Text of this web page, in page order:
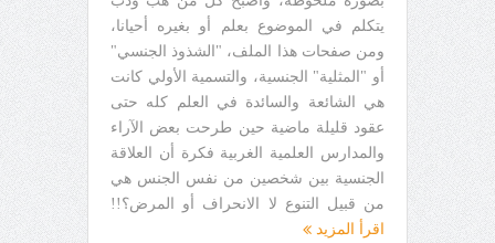
يتكلم في الموضوع بعلم أو بغيره أحيانا،
ومن صفحات هذا الملف، "الشذوذ الجنسي"
أو "المثلية" الجنسية، والتسمية الأولي كانت
هي الشائعة والسائدة في العلم كله حتى
عقود قليلة ماضية حين طرحت بعض الآراء
والمدارس العلمية الغربية فكرة أن العلاقة
الجنسية بين شخصين من نفس الجنس هي
من قبيل التنوع لا الانحراف أو المرض؟!!
اقرأ المزيد